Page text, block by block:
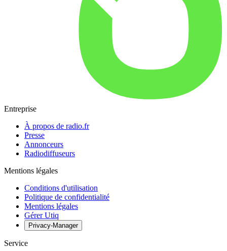
Entreprise
À propos de radio.fr
Presse
Annonceurs
Radiodiffuseurs
Mentions légales
Conditions d'utilisation
Politique de confidentialité
Mentions légales
Gérer Utiq
Privacy-Manager
Service